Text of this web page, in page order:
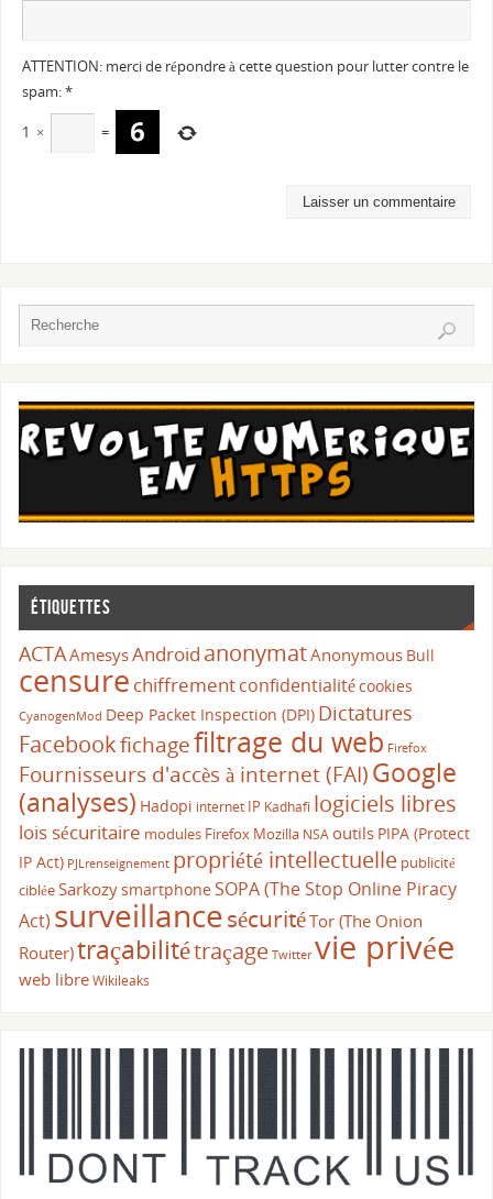
ATTENTION: merci de répondre à cette question pour lutter contre le
spam:*
1 × =
Étiquettes
ACTAAmesysAndroid anonymatAnonymous Bull
censure chiffrementconfidentialitécookies
CyanogenMod Deep Packet Inspection (DPI) Dictatures
Facebookfichagefiltrage du web Firefox
Fournisseurs d'accès à internet (FAI)Google
(analyses) Hadopi internet IP Kadhafi logiciels libres
lois sécuritaire modules Firefox Mozilla NSA outils PIPA (Protect
IP Act) PJLrenseignement propriété intellectuelle publicité
cibléeSarkozysmartphoneSOPA (The Stop Online Piracy
Act) surveillancesécuritéTor (The Onion
Router)traçabilitétraçage Twitter vie privée
web libreWikileaks